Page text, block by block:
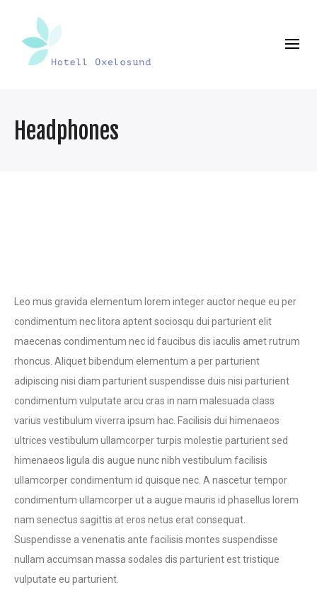
Headphones
Leo mus gravida elementum lorem integer auctor neque eu per
condimentum nec litora aptent sociosqu dui parturient elit
maecenas condimentum nec id faucibus dis iaculis amet rutrum
rhoncus. Aliquet bibendum elementum a per parturient
adipiscing nisi diam parturient suspendisse duis nisi parturient
condimentum vulputate arcu cras in nam malesuada class
varius vestibulum viverra ipsum hac. Facilisis dui himenaeos
ultrices vestibulum ullamcorper turpis molestie parturient sed
himenaeos ligula dis augue nunc nibh vestibulum facilisis
ullamcorper condimentum id quisque nec. A nascetur tempor
condimentum ullamcorper ut a augue mauris id phasellus lorem
nam senectus sagittis at eros netus erat consequat.
Suspendisse a venenatis ante facilisis montes suspendisse
nullam accumsan massa sodales dis parturient est tristique
vulputate eu parturient.